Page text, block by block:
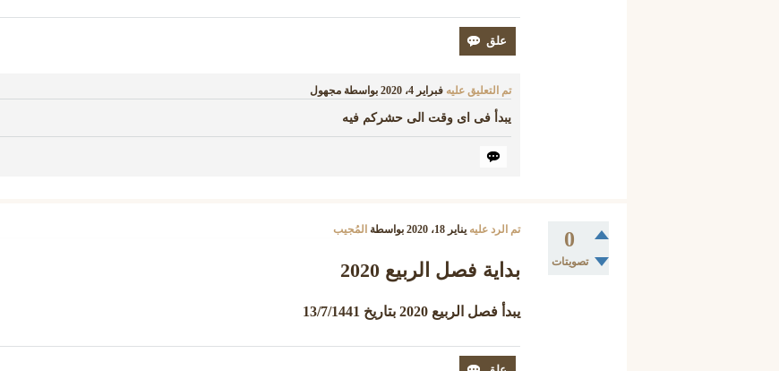
تم التعليق عليه فبراير 4، 2020 بواسطةمجهول
يبدأ فى اى وقت الى حشركم فيه
0
تصويتات
تم الرد عليه يناير 18، 2020 بواسطة المُجيب
بداية فصل الربيع 2020
يبدأ فصل الربيع 2020 بتاريخ 13/7/1441